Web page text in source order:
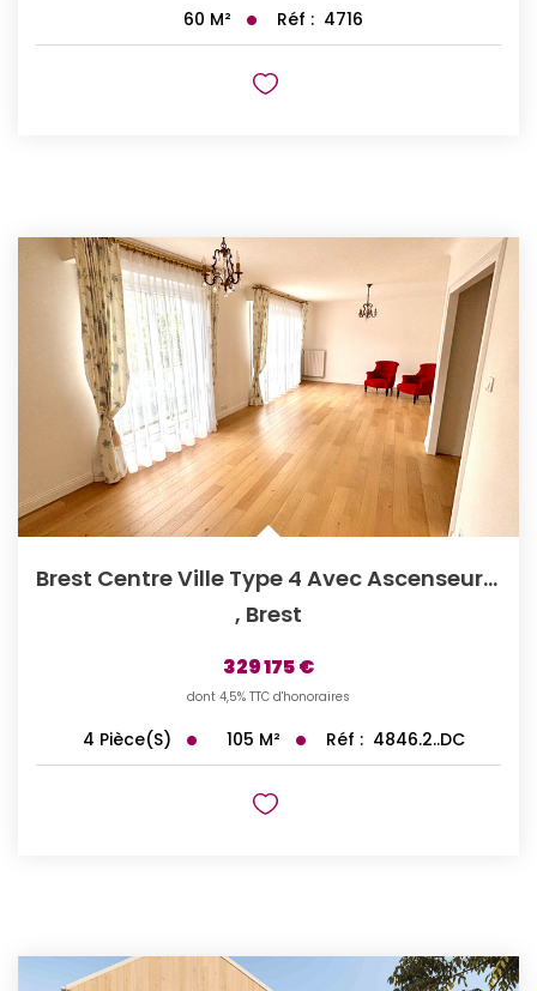
60 M² Réf : 4716
Brest Centre Ville Type 4 Avec Ascenseur Seul À L'étage.
, Brest
329 175 €
dont 4,5% TTC d'honoraires
4 Pièce(s) 105 M² Réf : 4846.2..DC